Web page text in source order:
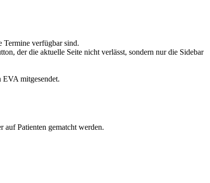
Termine verfügbar sind.
der die aktuelle Seite nicht verlässt, sondern nur die Sidebar
mitgesendet.
auf Patienten gematcht werden.